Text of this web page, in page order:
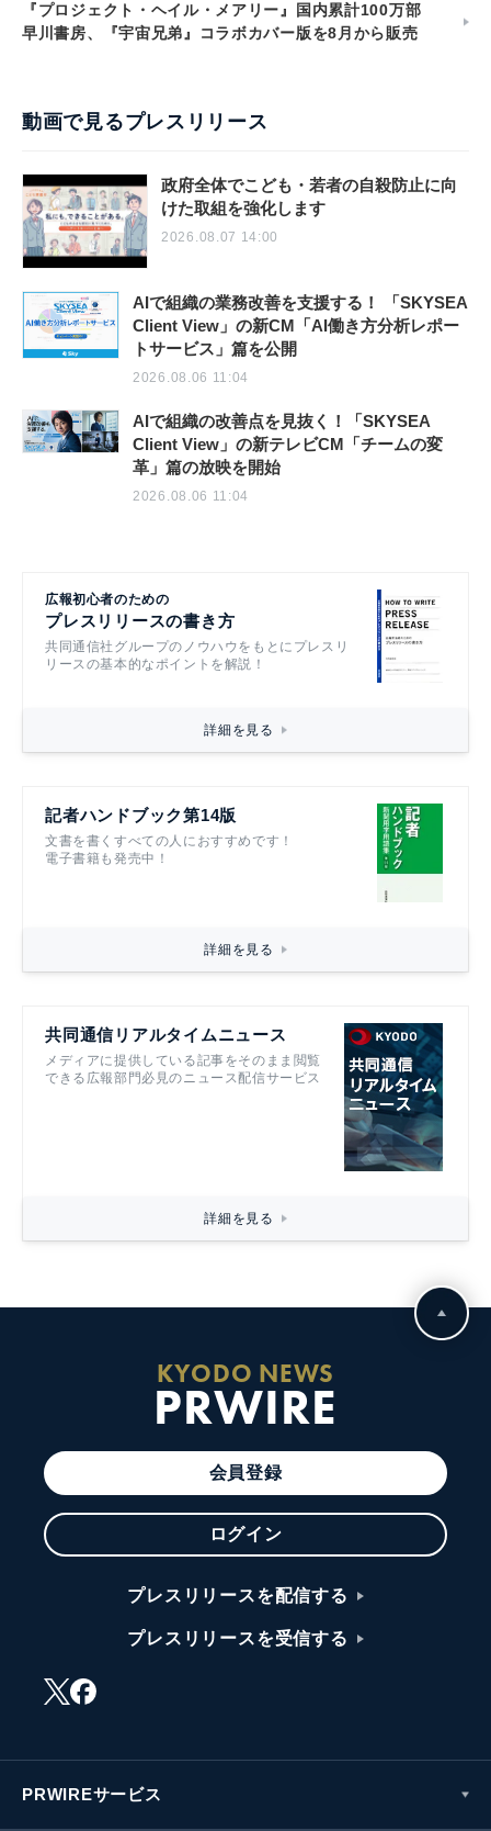
『プロジェクト・ヘイル・メアリー』国内累計100万部
早川書房、『宇宙兄弟』コラボカバー版を8月から販売
動画で見るプレスリリース
政府全体でこども・若者の自殺防止に向
けた取組を強化します
2026.08.07 14:00
AIで組織の業務改善を支援する！ 「SKYSEA
Client View」の新CM「AI働き方分析レポー
トサービス」篇を公開
2026.08.06 11:04
AIで組織の改善点を見抜く！「SKYSEA
Client View」の新テレビCM「チームの変
革」篇の放映を開始
2026.08.06 11:04
広報初心者のための
プレスリリースの書き方
共同通信社グループのノウハウをもとにプレスリ
リースの基本的なポイントを解説！
詳細を見る
記者ハンドブック第14版
文書を書くすべての人におすすめです！
電子書籍も発売中！
詳細を見る
共同通信リアルタイムニュース
メディアに提供している記事をそのまま閲覧
できる広報部門必見のニュース配信サービス
詳細を見る
KYODO NEWS
PRWIRE
会員登録
ログイン
プレスリリースを配信する
プレスリリースを受信する
PRWIREサービス